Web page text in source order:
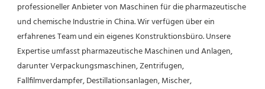
professioneller Anbieter von Maschinen für die pharmazeutische
und chemische Industrie in China. Wir verfügen über ein
erfahrenes Team und ein eigenes Konstruktionsbüro. Unsere
Expertise umfasst pharmazeutische Maschinen und Anlagen,
darunter Verpackungsmaschinen, Zentrifugen,
Fallfilmverdampfer, Destillationsanlagen, Mischer,